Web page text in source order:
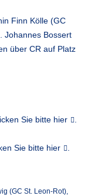
Finn Kölle (GC
Johannes Bossert
über CR auf Platz
Sie bitte hier
Sie bitte hier
(GC St. Leon-Rot),